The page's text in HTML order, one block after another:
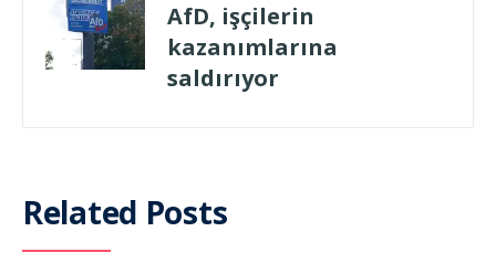
AfD, işçilerin
kazanımlarına
saldırıyor
Related Posts